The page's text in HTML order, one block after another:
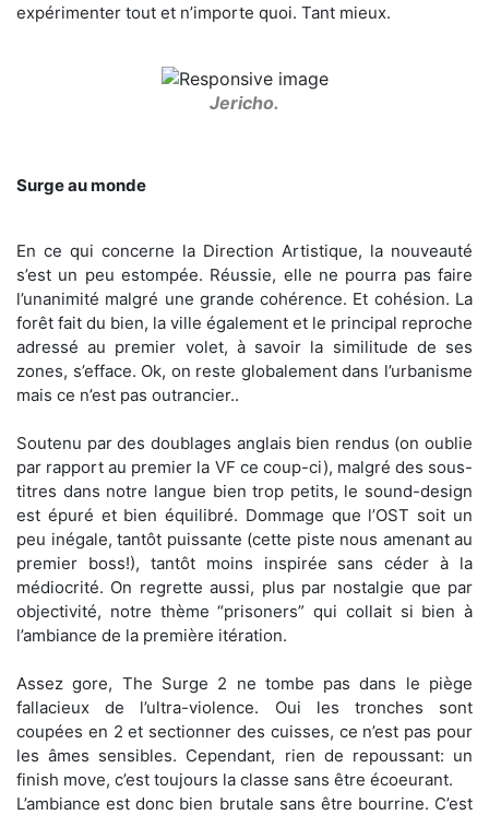
expérimenter tout et n’importe quoi. Tant mieux.
Jericho.
Surge au monde
En ce qui concerne la Direction Artistique, la nouveauté
s’est un peu estompée. Réussie, elle ne pourra pas faire
l’unanimité malgré une grande cohérence. Et cohésion. La
forêt fait du bien, la ville également et le principal reproche
adressé au premier volet, à savoir la similitude de ses
zones, s’efface. Ok, on reste globalement dans l’urbanisme
mais ce n’est pas outrancier..
Soutenu par des doublages anglais bien rendus (on oublie
par rapport au premier la VF ce coup-ci), malgré des sous-
titres dans notre langue bien trop petits, le sound-design
est épuré et bien équilibré. Dommage que l’OST soit un
peu inégale, tantôt puissante (cette piste nous amenant au
premier boss!), tantôt moins inspirée sans céder à la
médiocrité. On regrette aussi, plus par nostalgie que par
objectivité, notre thème “prisoners” qui collait si bien à
l’ambiance de la première itération.
Assez gore, The Surge 2 ne tombe pas dans le piège
fallacieux de l’ultra-violence. Oui les tronches sont
coupées en 2 et sectionner des cuisses, ce n’est pas pour
les âmes sensibles. Cependant, rien de repoussant: un
finish move, c’est toujours la classe sans être écoeurant.
L’ambiance est donc bien brutale sans être bourrine. C’est